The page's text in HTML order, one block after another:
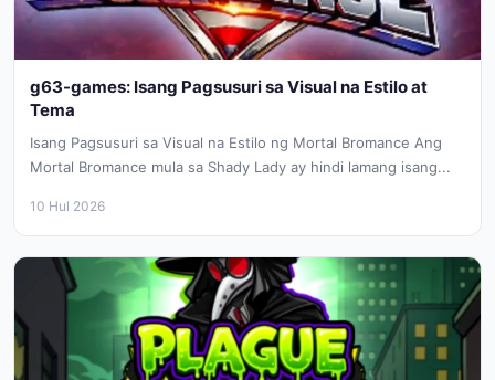
g63-games: Isang Pagsusuri sa Visual na Estilo at
Tema
Isang Pagsusuri sa Visual na Estilo ng Mortal Bromance Ang
Mortal Bromance mula sa Shady Lady ay hindi lamang isang...
10 Hul 2026